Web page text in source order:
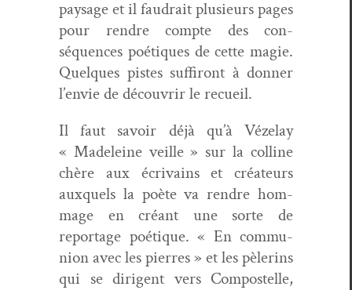
paysage et il faudrait plusieurs pages
pour ren­dre compte des con­
séquences poé­tiques de cette magie.
Quelques pistes suf­firont à don­ner
l’envie de décou­vrir le recueil.
Il faut savoir déjà qu’à Véze­lay
« Madeleine veille » sur la colline
chère aux écrivains et créa­teurs
aux­quels la poète va ren­dre hom­
mage en créant une sorte de
reportage poé­tique. « En com­mu­
nion avec les pier­res » et les pèlerins
qui se diri­gent vers Com­postelle,